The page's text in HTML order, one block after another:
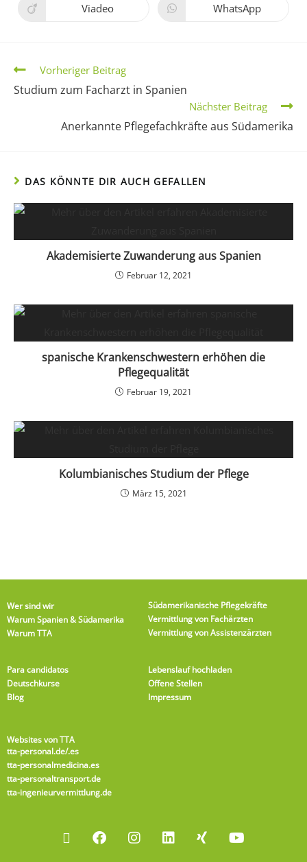
Viadeo WhatsApp
Vorheriger Beitrag
Studium zum Facharzt in Spanien
Nächster Beitrag
Anerkannte Pflegefachkräfte aus Südamerika
DAS KÖNNTE DIR AUCH GEFALLEN
Akademisierte Zuwanderung aus Spanien
Februar 12, 2021
spanische Krankenschwestern erhöhen die
Pflegequalität
Februar 19, 2021
Kolumbianisches Studium der Pflege
März 15, 2021
Wer sind wir
Warum Spanien & Südamerika
Warum TTA
Südamerikanische Pflegekräfte
Vermittlung von Fachärzten
Vermittlung von Assistenzärzten
Para candidatos
Deutschkurse
Blog
Lebenslauf hochladen
Offene Stellen
Impressum
Websites von TTA
tta-personal.de/.es
tta-personalmedicina.es
tta-personaltransport.de
tta-ingenieurvermittlung.de